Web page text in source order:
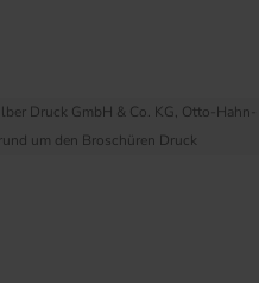
Druck GmbH & Co. KG, Otto-Hahn-
um den Broschüren Druck